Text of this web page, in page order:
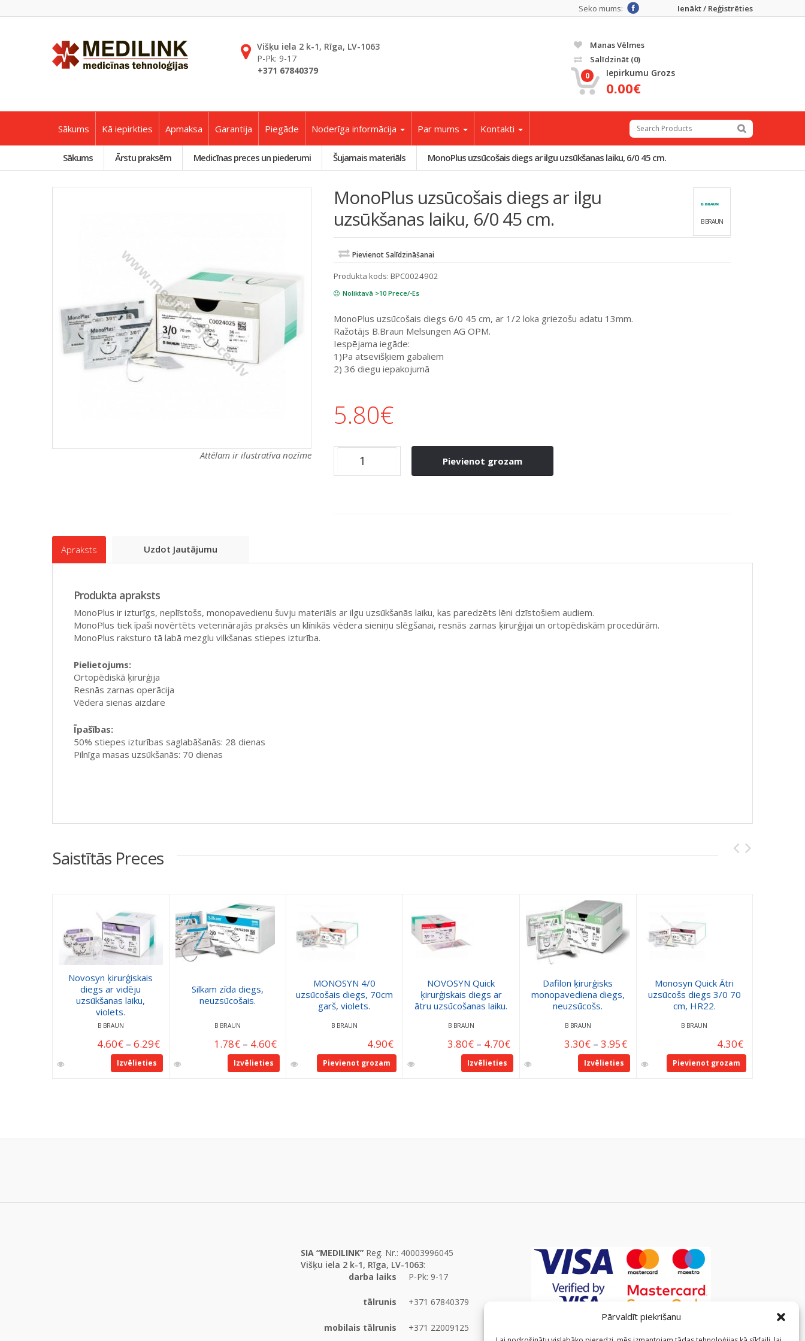
Pārvaldīt piekrišanu
Ienākt / Reģistrēties
Seko mums:
Višķu iela 2 k-1, Rīga, LV-1063
P-Pk: 9-17
+371 67840379
Manas Vēlmes
Salīdzināt (0)
0 Iepirkumu Grozs
0.00€
Sākums Kā iepirkties Apmaksa Garantija Piegāde Noderīga informācija Par mums Kontakti
Sākums Ārstu praksēm Medicīnas preces un piederumi Šujamais materiāls MonoPlus uzsūcošais diegs ar ilgu uzsūkšanas laiku, 6/0 45 cm.
Attēlam ir ilustratīva nozīme
MonoPlus uzsūcošais diegs ar ilgu
uzsūkšanas laiku, 6/0 45 cm.
B BRAUN
Pievienot Salīdzināšanai
Produkta kods: BPC0024902
Noliktavā >10 Prece/-Es
MonoPlus uzsūcošais diegs 6/0 45 cm, ar 1/2 loka griezošu adatu 13mm.
Ražotājs B.Braun Melsungen AG OPM.
Iespējama iegāde:
1)Pa atsevišķiem gabaliem
2) 36 diegu iepakojumā
5.80€
Pievienot grozam
Apraksts Uzdot Jautājumu
Produkta apraksts
MonoPlus ir izturīgs, neplīstošs, monopavedienu šuvju materiāls ar ilgu uzsūkšanās laiku, kas paredzēts lēni dzīstošiem audiem.
MonoPlus tiek īpaši novērtēts veterinārajās praksēs un klīnikās vēdera sieniņu slēgšanai, resnās zarnas ķirurģijai un ortopēdiskām procedūrām.
MonoPlus raksturo tā labā mezglu vilkšanas stiepes izturība.
Pielietojums:
Ortopēdiskā ķirurģija
Resnās zarnas operācija
Vēdera sienas aizdare
Īpašības:
50% stiepes izturības saglabāšanās: 28 dienas
Pilnīga masas uzsūkšanās: 70 dienas
Saistītās Preces
Novosyn ķirurģiskais
diegs ar vidēju
uzsūkšanas laiku,
violets.
B BRAUN
4.60€– 6.29€
Izvēlieties
Silkam zīda diegs,
neuzsūcošais.
B BRAUN
1.78€– 4.60€
Izvēlieties
MONOSYN 4/0
uzsūcošais diegs, 70cm
garš, violets.
B BRAUN
4.90€
Pievienot grozam
NOVOSYN Quick
ķirurģiskais diegs ar
ātru uzsūcošanas laiku.
B BRAUN
3.80€– 4.70€
Izvēlieties
Dafilon ķirurģisks
monopavediena diegs,
neuzsūcošs.
B BRAUN
3.30€– 3.95€
Izvēlieties
Monosyn Quick Ātri
uzsūcošs diegs 3/0 70
cm, HR22.
B BRAUN
4.30€
Pievienot grozam
SIA “MEDILINK” Reg. Nr.: 40003996045
Višķu iela 2 k-1, Rīga, LV-1063:
darba laiks
P-Pk: 9-17
tālrunis +371 67840379
mobilais tālrunis +371 22009125